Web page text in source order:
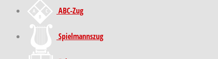
ABC-Zug
Spielmannszug